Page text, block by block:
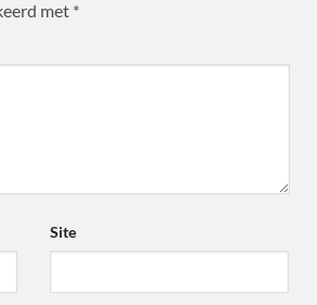
met *
Site